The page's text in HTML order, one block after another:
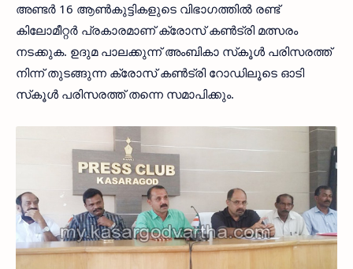
അണ്ടര്‍ 16 ആണ്‍കുട്ടികളുടെ വിഭാഗത്തില്‍ രണ്ട്
കിലോമീറ്റര്‍ പ്രകാരമാണ് ക്രോസ് കണ്‍ട്രി മത്സരം
നടക്കുക. ഉദുമ പാലക്കുന്ന് അംബികാ സ്‌കൂള്‍ പരിസരത്ത്
നിന്ന് തുടങ്ങുന്ന ക്രോസ് കണ്‍ട്രി റോഡിലൂടെ ഓടി
സ്‌കൂള്‍ പരിസരത്ത് തന്നെ സമാപിക്കും.